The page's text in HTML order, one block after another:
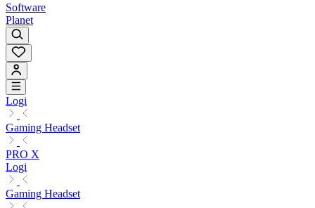
Software
Planet
Logi
Gaming Headset
PRO X
Logi
Gaming Headset